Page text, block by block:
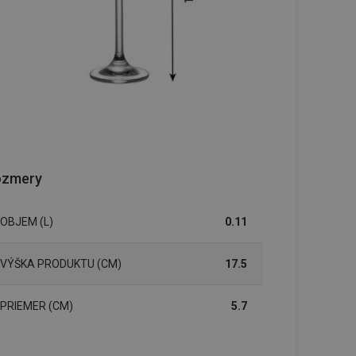
OBJEM (L) 0.11
VÝŠKA PRODUKTU (CM) 17.5
PRIEMER (CM) 5.7